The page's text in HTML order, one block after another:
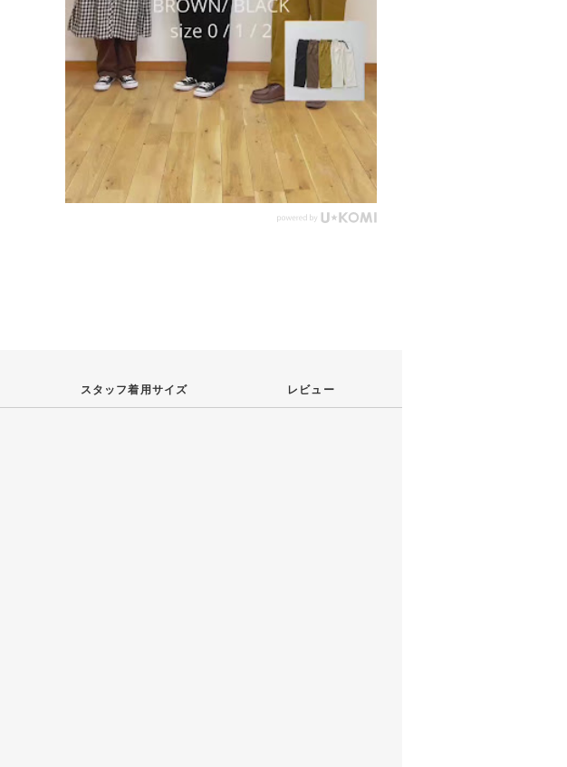
スタッフ着用サイズ レビュー